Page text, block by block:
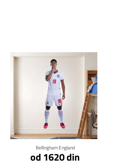
Bellingham England
od 1620 din
Klikni za detalje